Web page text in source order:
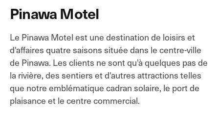
Pinawa Motel
Le Pinawa Motel est une destination de loisirs et
d'affaires quatre saisons située dans le centre-ville
de Pinawa. Les clients ne sont qu'à quelques pas de
la rivière, des sentiers et d'autres attractions telles
que notre emblématique cadran solaire, le port de
plaisance et le centre commercial.